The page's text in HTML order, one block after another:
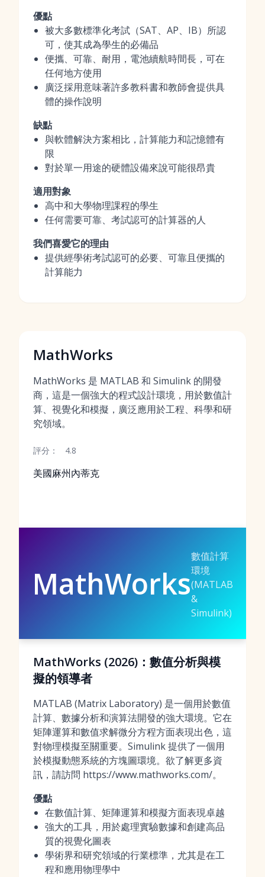
優點
被大多數標準化考試（SAT、AP、IB）所認
可，使其成為學生的必備品
便攜、可靠、耐用，電池續航時間長，可在
任何地方使用
廣泛採用意味著許多教科書和教師會提供具
體的操作說明
缺點
與軟體解決方案相比，計算能力和記憶體有
限
對於單一用途的硬體設備來說可能很昂貴
適用對象
高中和大學物理課程的學生
任何需要可靠、考試認可的計算器的人
我們喜愛它的理由
提供經學術考試認可的必要、可靠且便攜的
計算能力
MathWorks
MathWorks 是 MATLAB 和 Simulink 的開發
商，這是一個強大的程式設計環境，用於數值計
算、視覺化和模擬，廣泛應用於工程、科學和研
究領域。
評分： 4.8
美國麻州內蒂克
MathWorks
數值計算
環境
(MATLAB
&
Simulink)
MathWorks (2026)：數值分析與模
擬的領導者
MATLAB (Matrix Laboratory) 是一個用於數值
計算、數據分析和演算法開發的強大環境。它在
矩陣運算和數值求解微分方程方面表現出色，這
對物理模擬至關重要。Simulink 提供了一個用
於模擬動態系統的方塊圖環境。欲了解更多資
訊，請訪問 https://www.mathworks.com/。
優點
在數值計算、矩陣運算和模擬方面表現卓越
強大的工具，用於處理實驗數據和創建高品
質的視覺化圖表
學術界和研究領域的行業標準，尤其是在工
程和應用物理學中